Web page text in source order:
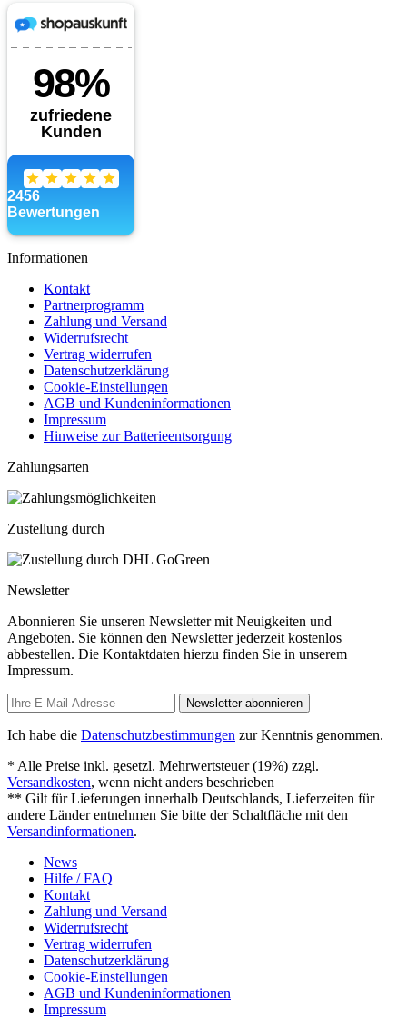
Informationen
Kontakt
Partnerprogramm
Zahlung und Versand
Widerrufsrecht
Vertrag widerrufen
Datenschutzerklärung
Cookie-Einstellungen
AGB und Kundeninformationen
Impressum
Hinweise zur Batterieentsorgung
Zahlungsarten
Zustellung durch
Newsletter
Abonnieren Sie unseren Newsletter mit Neuigkeiten und
Angeboten. Sie können den Newsletter jederzeit kostenlos
abbestellen. Die Kontaktdaten hierzu finden Sie in unserem
Impressum.
Newsletter abonnieren
Ich habe die Datenschutzbestimmungen zur Kenntnis genommen.
* Alle Preise inkl. gesetzl. Mehrwertsteuer (19%) zzgl.
Versandkosten, wenn nicht anders beschrieben
** Gilt für Lieferungen innerhalb Deutschlands, Lieferzeiten für
andere Länder entnehmen Sie bitte der Schaltfläche mit den
Versandinformationen.
News
Hilfe / FAQ
Kontakt
Zahlung und Versand
Widerrufsrecht
Vertrag widerrufen
Datenschutzerklärung
Cookie-Einstellungen
AGB und Kundeninformationen
Impressum